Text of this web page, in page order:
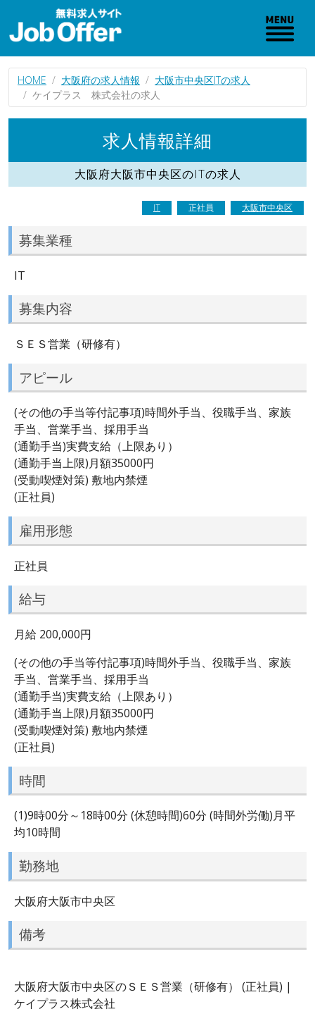
HOME 大阪府の求人情報
大阪市中央区ITの求人
ケイプラス 株式会社の求人
求人情報詳細
大阪府大阪市中央区のITの求人
IT 正社員 大阪市中央区
募集業種
IT
募集内容
ＳＥＳ営業（研修有）
アピール
(その他の手当等付記事項)時間外手当、役職手当、家族
手当、営業手当、採用手当
(通勤手当)実費支給（上限あり）
(通勤手当上限)月額35000円
(受動喫煙対策) 敷地内禁煙
(正社員)
雇用形態
正社員
給与
月給 200,000円
(その他の手当等付記事項)時間外手当、役職手当、家族
手当、営業手当、採用手当
(通勤手当)実費支給（上限あり）
(通勤手当上限)月額35000円
(受動喫煙対策) 敷地内禁煙
(正社員)
時間
(1)9時00分～18時00分 (休憩時間)60分 (時間外労働)月平
均10時間
勤務地
大阪府大阪市中央区
備考
大阪府大阪市中央区のＳＥＳ営業（研修有） (正社員) |
ケイプラス株式会社